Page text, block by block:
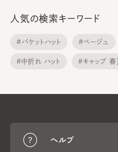
人気の検索キーワード
#バケットハット #ベージュ
#中折れ ハット #キャップ 春
ヘルプ